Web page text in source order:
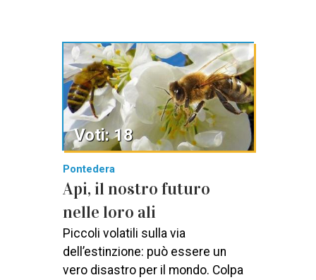
Pontedera
Api, il nostro futuro
nelle loro ali
Piccoli volatili sulla via
dell’estinzione: può essere un
vero disastro per il mondo. Colpa
Voti: 18